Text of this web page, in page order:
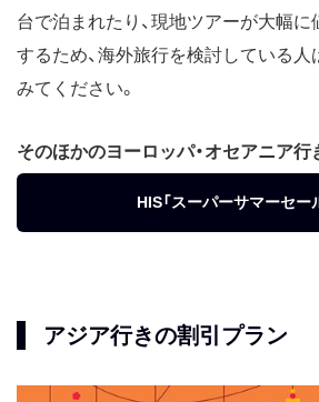
台で泊まれたり、現地ツアーが大幅に
するため、海外旅行を検討している
みてください。
そのほかのヨーロッパ・オセアニア
HIS「スーパーサマーセー
アジア行きの割引プラン